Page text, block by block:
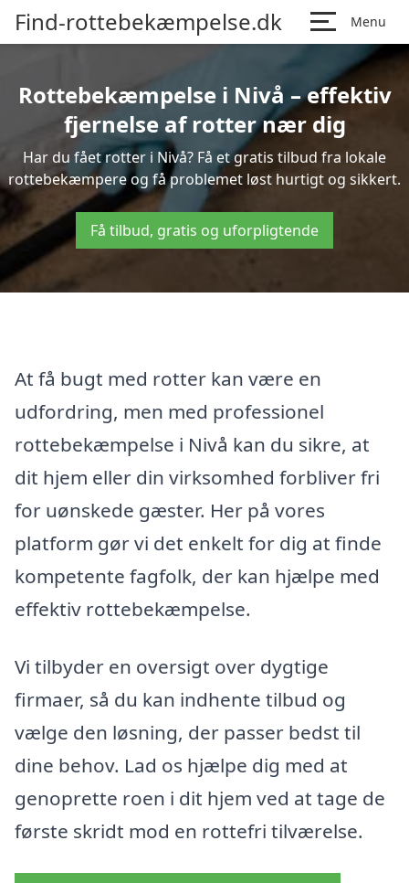
Find-rottebekæmpelse.dk Menu
Rottebekæmpelse i Nivå – effektiv
fjernelse af rotter nær dig
Har du fået rotter i Nivå? Få et gratis tilbud fra lokale
rottebekæmpere og få problemet løst hurtigt og sikkert.
Få tilbud, gratis og uforpligtende
At få bugt med rotter kan være en
udfordring, men med professionel
rottebekæmpelse i Nivå kan du sikre, at
dit hjem eller din virksomhed forbliver fri
for uønskede gæster. Her på vores
platform gør vi det enkelt for dig at finde
kompetente fagfolk, der kan hjælpe med
effektiv rottebekæmpelse.
Vi tilbyder en oversigt over dygtige
firmaer, så du kan indhente tilbud og
vælge den løsning, der passer bedst til
dine behov. Lad os hjælpe dig med at
genoprette roen i dit hjem ved at tage de
første skridt mod en rottefri tilværelse.